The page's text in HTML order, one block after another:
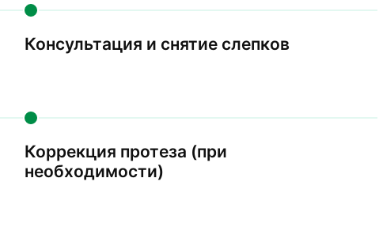
Консультация и снятие слепков
Коррекция протеза (при
необходимости)